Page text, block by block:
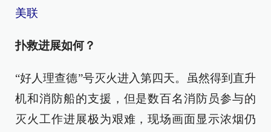
美联
扑救进展如何？
“好人理查德”号灭火进入第四天。虽然得到直升
机和消防船的支援，但是数百名消防员参与的
灭火工作进展极为艰难，现场画面显示浓烟仍